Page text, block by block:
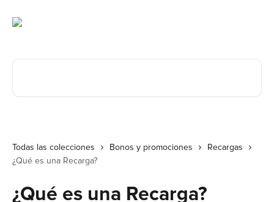
Todas las colecciones Bonos y promociones
Recargas
¿Qué es una Recarga?
¿Qué es una Recarga?